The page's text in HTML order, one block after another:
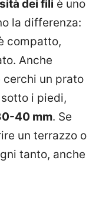
dei fili è uno
la differenza:
compatto,
Anche
cerchi un prato
i piedi,
40 mm. Se
un terrazzo o
tanto, anche